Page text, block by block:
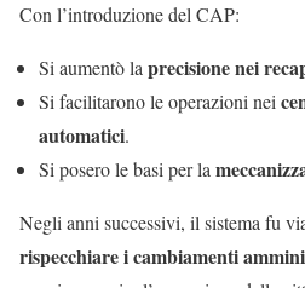
Con l’introduzione del CAP:
Si aumentò laprecisione nei
Si facilitarono le operazioni nei
automatici.
Si posero le basi per la
Negli anni successivi, il sistema fu
rispecchiare i cambiamenti